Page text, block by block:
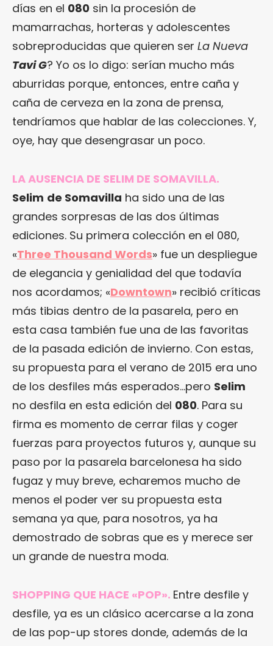
días en el 080 sin la procesión de
mamarrachas, horteras y adolescentes
sobreproducidas que quieren ser La Nueva
Tavi G? Yo os lo digo: serían mucho más
aburridas porque, entonces, entre caña y
caña de cerveza en la zona de prensa,
tendríamos que hablar de las colecciones. Y,
oye, hay que desengrasar un poco.
LA AUSENCIA DE SELIM DE SOMAVILLA.
Selim de Somavilla ha sido una de las
grandes sorpresas de las dos últimas
ediciones. Su primera colección en el 080,
«Three Thousand Words» fue un despliegue
de elegancia y genialidad del que todavía
nos acordamos; «Downtown» recibió críticas
más tibias dentro de la pasarela, pero en
esta casa también fue una de las favoritas
de la pasada edición de invierno. Con estas,
su propuesta para el verano de 2015 era uno
de los desfiles más esperados…pero Selim
no desfila en esta edición del 080. Para su
firma es momento de cerrar filas y coger
fuerzas para proyectos futuros y, aunque su
paso por la pasarela barcelonesa ha sido
fugaz y muy breve, echaremos mucho de
menos el poder ver su propuesta esta
semana ya que, para nosotros, ya ha
demostrado de sobras que es y merece ser
un grande de nuestra moda.
SHOPPING QUE HACE «POP». Entre desfile y
desfile, ya es un clásico acercarse a la zona
de las pop-up stores donde, además de la